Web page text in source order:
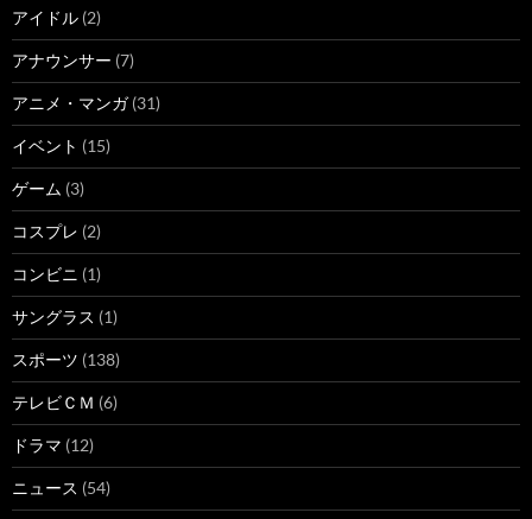
アイドル (2)
アナウンサー (7)
アニメ・マンガ(31)
イベント (15)
ゲーム (3)
コスプレ (2)
コンビニ (1)
サングラス (1)
スポーツ (138)
テレビＣＭ (6)
ドラマ (12)
ニュース (54)